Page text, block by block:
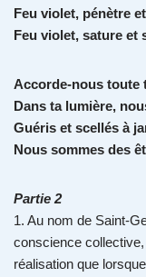
Feu violet, pénètre
Feu violet, sature et
Accorde-nous toute
Dans ta lumière,
Guéris et scellés à
Nous sommes des
Partie 2
1. Au nom de Saint-
conscience collective,
réalisation que